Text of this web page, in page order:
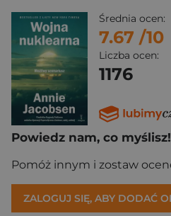
Średnia ocen:
7.67 /10
Liczba ocen:
1176
Powiedz nam, co myślisz!
Pomóż innym i zostaw
ZALOGUJ SIĘ, ABY DODAĆ